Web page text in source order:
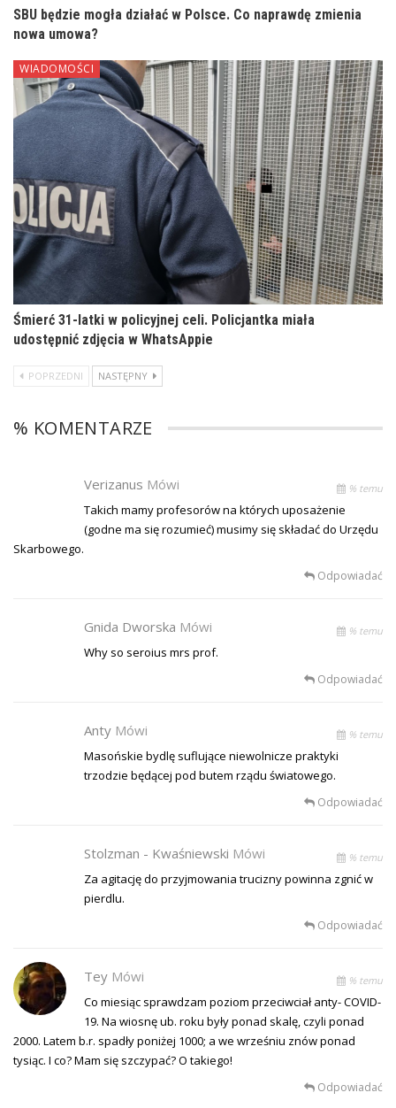
SBU będzie mogła działać w Polsce. Co naprawdę zmienia
nowa umowa?
WIADOMOŚCI
Śmierć 31-latki w policyjnej celi. Policjantka miała
udostępnić zdjęcia w WhatsAppie
POPRZEDNI NASTĘPNY
% KOMENTARZE
Verizanus Mówi % temu
Takich mamy profesorów na których uposażenie
(godne ma się rozumieć) musimy się składać do Urzędu
Skarbowego.
Odpowiadać
Gnida Dworska Mówi % temu
Why so seroius mrs prof.
Odpowiadać
Anty Mówi % temu
Masońskie bydlę suflujące niewolnicze praktyki
trzodzie będącej pod butem rządu światowego.
Odpowiadać
Stolzman - Kwaśniewski Mówi % temu
Za agitację do przyjmowania trucizny powinna zgnić w
pierdlu.
Odpowiadać
Tey Mówi % temu
Co miesiąc sprawdzam poziom przeciwciał anty- COVID-
19. Na wiosnę ub. roku były ponad skalę, czyli ponad
2000. Latem b.r. spadły poniżej 1000; a we wrześniu znów ponad
tysiąc. I co? Mam się szczypać? O takiego!
Odpowiadać